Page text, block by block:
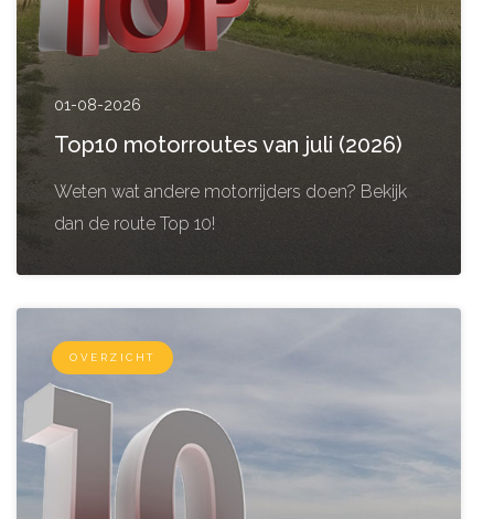
01-08-2026
Top10 motorroutes van juli (2026)
Weten wat andere motorrijders doen? Bekijk
dan de route Top 10!
OVERZICHT